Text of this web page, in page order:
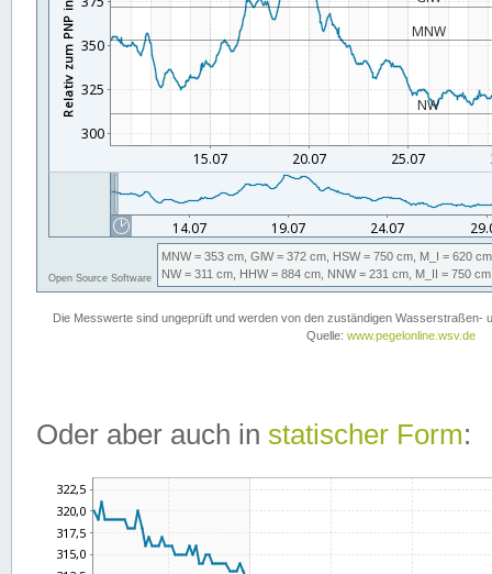
Oder aber auch in statischer Form: